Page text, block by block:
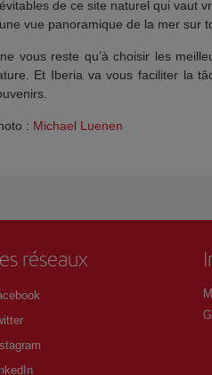
de ce site naturel qui vaut
vue panoramique de la mer sur
vous reste qu’à choisir les
Et Iberia va vous faciliter la
: Michael Luenen
réseaux